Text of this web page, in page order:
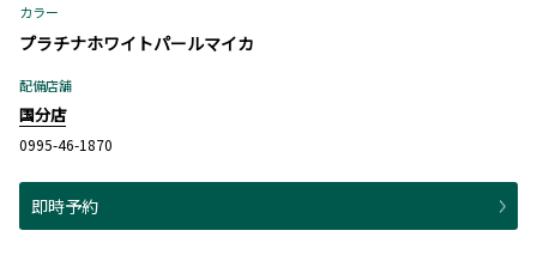
カラー
プラチナホワイトパールマイカ
配備店舗
国分店
0995-46-1870
即時予約